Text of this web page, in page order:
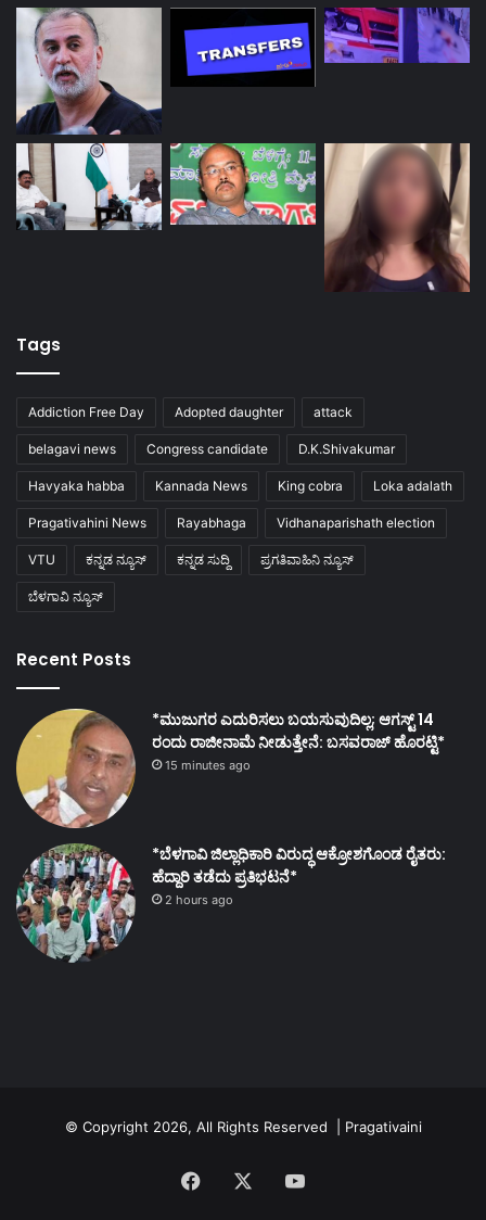
Tags
Addiction Free Day Adopted daughter attack
belagavi news Congress candidate D.K.Shivakumar
Havyaka habba Kannada News King cobra Loka adalath
Pragativahini News Rayabhaga Vidhanaparishath election
VTU ಕನ್ನಡ ನ್ಯೂಸ್ ಕನ್ನಡ ಸುದ್ದಿ ಪ್ರಗತಿವಾಹಿನಿ ನ್ಯೂಸ್
ಬೆಳಗಾವಿ ನ್ಯೂಸ್
Recent Posts
*ಮುಜುಗರ ಎದುರಿಸಲು ಬಯಸುವುದಿಲ್ಲ; ಆಗಸ್ಟ್ 14
ರಂದು ರಾಜೀನಾಮೆ ನೀಡುತ್ತೇನೆ: ಬಸವರಾಜ್ ಹೊರಟ್ಟಿ*
15 minutes ago
*ಬೆಳಗಾವಿ ಜಿಲ್ಲಾಧಿಕಾರಿ ವಿರುದ್ಧ ಆಕ್ರೋಶಗೊಂಡ ರೈತರು:
ಹೆದ್ದಾರಿ ತಡೆದು ಪ್ರತಿಭಟನೆ*
2 hours ago
© Copyright 2026, All Rights Reserved | Pragativaini
Facebook